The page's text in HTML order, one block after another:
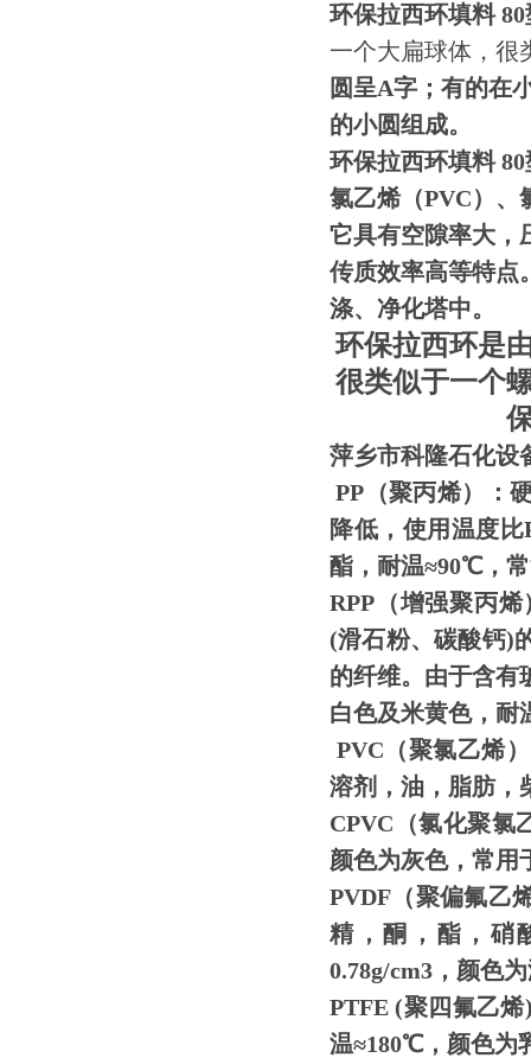
环保拉西环填料
一个大扁球体，很
圆呈A字；有的在
的小圆组成。
环保拉西环填料
氯乙烯（PVC）、
它具有空隙率大，
传质效率高等特点
涤、净化塔中。
环保拉西环是
很类似于一个
萍乡市科隆石化设
PP（聚丙烯）：
降低，使用温度
酯，耐温≈90℃，
RPP（增强聚丙烯
(滑石粉、碳酸钙)
的纤维。由于含有
白色及米黄色，耐
PVC（聚氯乙烯
溶剂，油，脂肪，
CPVC（氯化聚氯
颜色为灰色，常用
PVDF（聚偏氟乙
精，酮，酯，硝
0.78g/cm3，颜色
PTFE (聚四氟乙烯
温≈180℃，颜色为